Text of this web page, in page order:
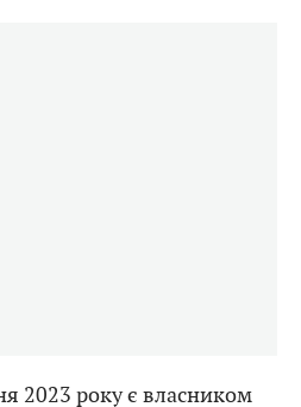
2023 року є власником